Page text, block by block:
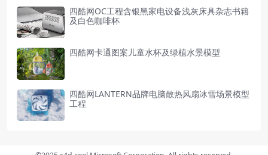
四酷网OC工程含银黑家电设备浅灰床具杂志书籍
及白色咖啡杯
四酷网卡通图案儿童水杯及绿植水景模型
四酷网LANTERN品牌电脑散热风扇冰雪场景模型
工程